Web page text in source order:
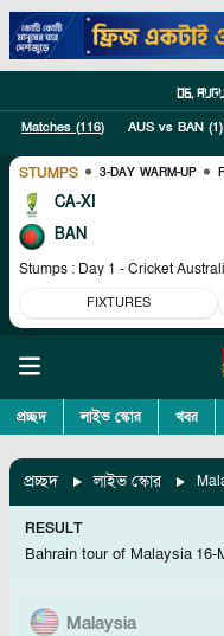
06,
Matches (116) AUS vs BAN (1)
STUMPS 3-DAY WARM-UP
CA-XI
BAN
Stumps : Day 1 - Cricket
FIXTURES
প্রচ্ছদ লাইভ স্কোর খবর
প্রচ্ছদ লাইভ স্কোর
RESULT
Bahrain tour of Malaysia 16-
Malaysia